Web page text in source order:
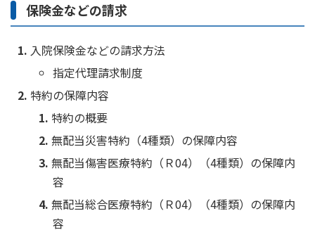
保険金などの請求
入院保険金などの請求方法
指定代理請求制度
特約の保障内容
特約の概要
無配当災害特約（4種類）の保障内容
無配当傷害医療特約（Ｒ04）（4種類）の保障内
容
無配当総合医療特約（Ｒ04）（4種類）の保障内
容